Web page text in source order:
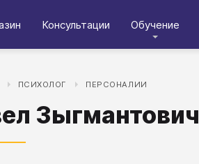
Консультации Обучение
ПСИХОЛОГ ПЕРСОНАЛИИ
Зыгмантович